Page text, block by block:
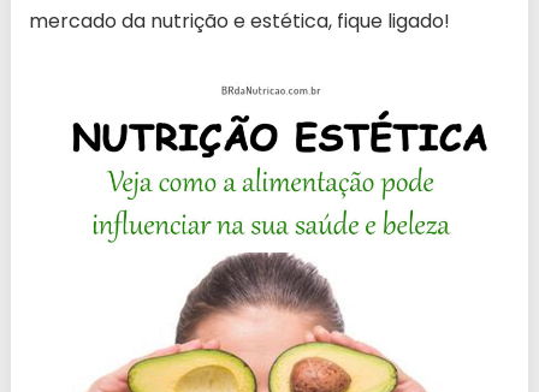
mercado da nutrição e estética, fique ligado!